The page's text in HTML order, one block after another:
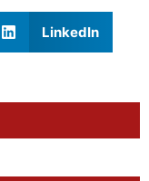
LinkedIn